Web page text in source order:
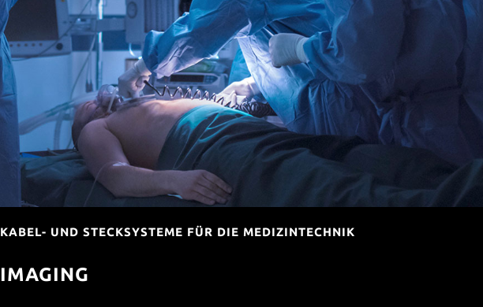
KABEL- UND STECKSYSTEME FÜR DIE MEDIZINTECHNIK
IMAGING